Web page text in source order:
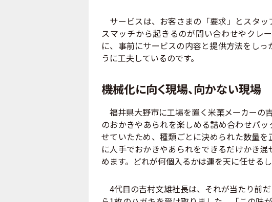
サービスは、お客さまの「要求」とスタッ
スマッチから起きるのが問い合わせやクレ
に、事前にサービスの内容と提供方法をし
うに工夫しているのです。
機械化に向く現場、向かない現場
福井県大野市に工場を置く米菓メーカーの
のおかきやあられを楽しめる詰め合わせパ
せていたため、種類ごとに決められた数量
に人手でおかきやあられをできるだけかき
めます。どれが何個入るかは運を天に任せる
4代目の吉村文雄社長は、それが当たり前